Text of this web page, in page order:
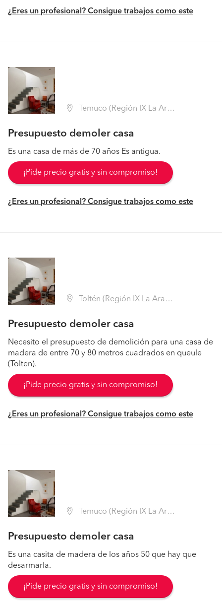
¿Eres un profesional? Consigue trabajos como este
Temuco (Región IX La Araucanía - Cautín)
Presupuesto demoler casa
Es una casa de más de 70 años Es antigua.
¡Pide precio gratis y sin compromiso!
¿Eres un profesional? Consigue trabajos como este
Toltén (Región IX La Araucanía - Cautín)
Presupuesto demoler casa
Necesito el presupuesto de demolición para una casa de
madera de entre 70 y 80 metros cuadrados en queule
(Tolten).
¡Pide precio gratis y sin compromiso!
¿Eres un profesional? Consigue trabajos como este
Temuco (Región IX La Araucanía - Cautín)
Presupuesto demoler casa
Es una casita de madera de los años 50 que hay que
desarmarla.
¡Pide precio gratis y sin compromiso!